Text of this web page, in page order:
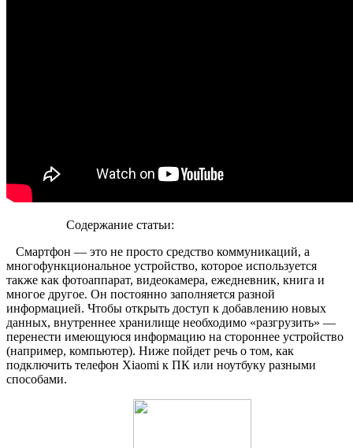
Содержание статьи:
Смартфон — это не просто средство коммуникаций, а
многофункциональное устройство, которое используется
также как фотоаппарат, видеокамера, ежедневник, книга и
многое другое. Он постоянно заполняется разной
информацией. Чтобы открыть доступ к добавлению новых
данных, внутреннее хранилище необходимо «разгрузить» —
перенести имеющуюся информацию на стороннее устройство
(например, компьютер). Ниже пойдет речь о том, как
подключить телефон Xiaomi к ПК или ноутбуку разными
способами.